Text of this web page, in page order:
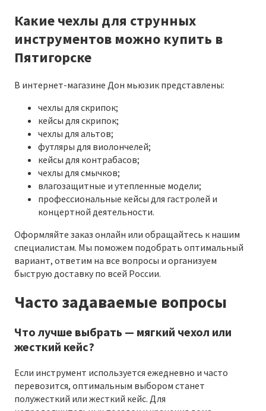
Какие чехлы для струнных
инструментов можно купить в
Пятигорске
В интернет-магазине Дон мьюзик представлены:
чехлы для скрипок;
кейсы для скрипок;
чехлы для альтов;
футляры для виолончелей;
кейсы для контрабасов;
чехлы для смычков;
влагозащитные и утепленные модели;
профессиональные кейсы для гастролей и
концертной деятельности.
Оформляйте заказ онлайн или обращайтесь к нашим
специалистам. Мы поможем подобрать оптимальный
вариант, ответим на все вопросы и организуем
быструю доставку по всей России.
Часто задаваемые вопросы
Что лучше выбрать — мягкий чехол или
жесткий кейс?
Если инструмент используется ежедневно и часто
перевозится, оптимальным выбором станет
полужесткий или жесткий кейс. Для